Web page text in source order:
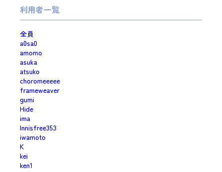
利用者一覧
全員
a0sa0
amomo
asuka
atsuko
choromeeeee
frameweaver
gumi
Hide
ima
Innisfree353
iwamoto
K
kei
ken1